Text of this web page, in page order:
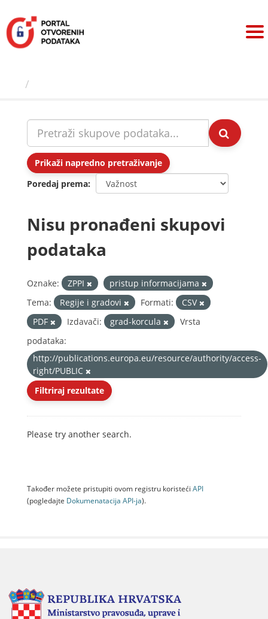
sadržaj
Prikaži napredno pretraživanje
Poredaj prema
Nisu pronađeni skupovi
podataka
Oznake: ZPPI
pristup informacijama
Tema:
Regije i gradovi Formati:
CSV
PDF
Izdavači: grad-korcula
Vrsta
podataka:
http://publications.europa.eu/resource/authority/access-
right/PUBLIC
Filtriraj rezultate
Please try another search.
Također možete pristupiti ovom registru koristeći API
(pogledajte Dokumenаtаcijа API-jа).